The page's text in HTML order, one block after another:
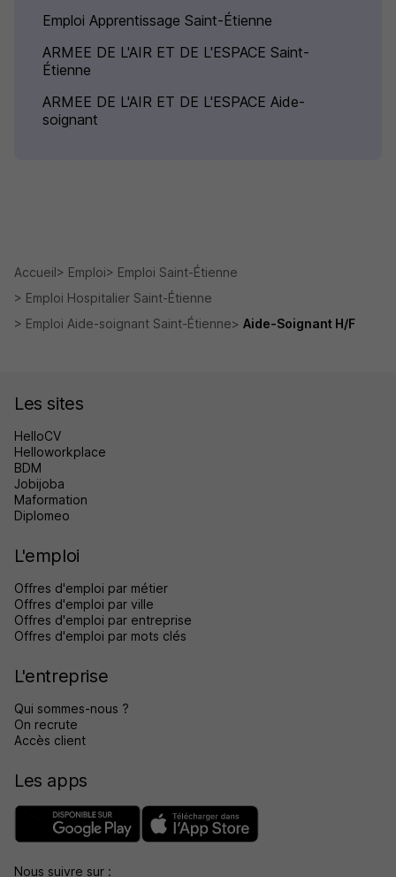
Emploi Apprentissage Saint-Étienne
ARMEE DE L'AIR ET DE L'ESPACE Saint-
Étienne
ARMEE DE L'AIR ET DE L'ESPACE Aide-
soignant
Accueil Emploi
Emploi Saint-Étienne
Emploi Hospitalier Saint-Étienne
Emploi Aide-soignant Saint-Étienne
Aide-Soignant H/F
Les sites
HelloCV
Helloworkplace
BDM
Jobijoba
Maformation
Diplomeo
L'emploi
Offres d'emploi par métier
Offres d'emploi par ville
Offres d'emploi par entreprise
Offres d'emploi par mots clés
L'entreprise
Qui sommes-nous ?
On recrute
Accès client
Les apps
Nous suivre sur :